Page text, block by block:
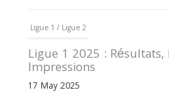
Ligue 1 / Ligue 2
Ligue 1 2025 :
Impressions
17 May 2025